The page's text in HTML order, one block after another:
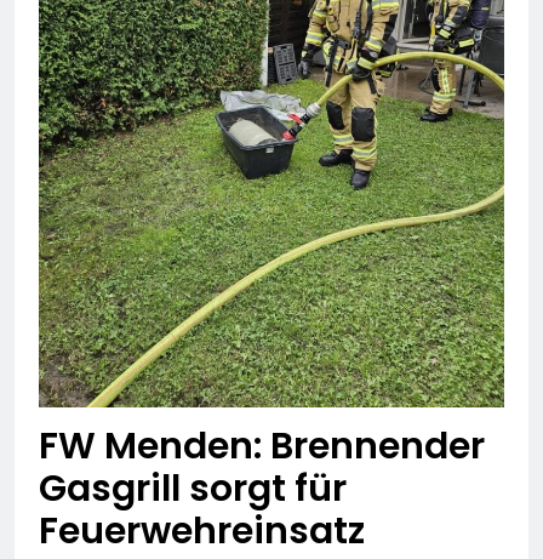
FW Menden: Brennender
Gasgrill sorgt für
Feuerwehreinsatz